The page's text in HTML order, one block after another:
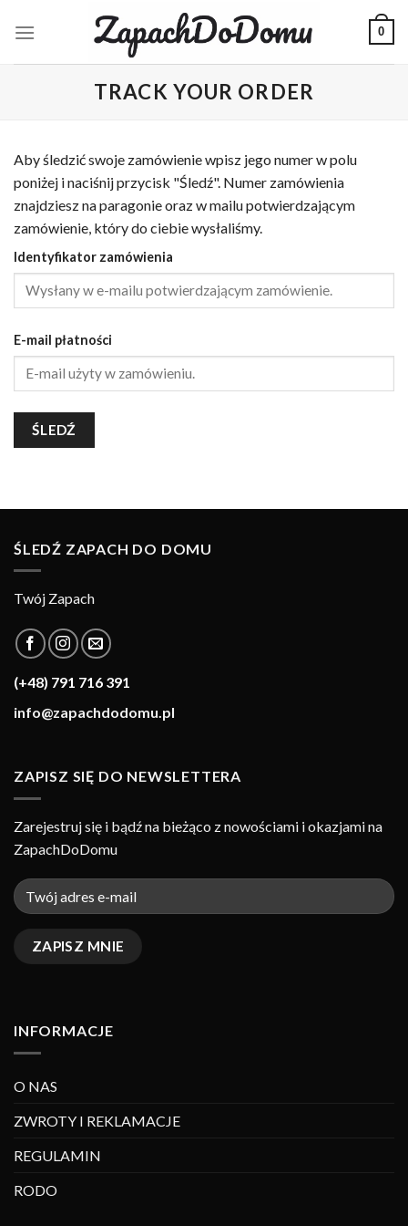
0
TRACK YOUR ORDER
Aby śledzić swoje zamówienie wpisz jego numer w polu
poniżej i naciśnij przycisk "Śledź". Numer zamówienia
znajdziesz na paragonie oraz w mailu potwierdzającym
zamówienie, który do ciebie wysłaliśmy.
Identyfikator zamówienia
E-mail płatności
ŚLEDŹ
ŚLEDŹ ZAPACH DO DOMU
Twój Zapach
(+48) 791 716 391
info@zapachdodomu.pl
ZAPISZ SIĘ DO NEWSLETTERA
Zarejestruj się i bądź na bieżąco z nowościami i okazjami na
ZapachDoDomu
INFORMACJE
O NAS
ZWROTY I REKLAMACJE
REGULAMIN
RODO